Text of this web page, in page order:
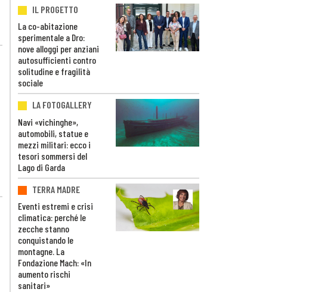
IL PROGETTO
La co-abitazione
sperimentale a Dro:
nove alloggi per anziani
autosufficienti contro
solitudine e fragilità
sociale
LA FOTOGALLERY
Navi «vichinghe»,
automobili, statue e
mezzi militari: ecco i
tesori sommersi del
Lago di Garda
TERRA MADRE
Eventi estremi e crisi
climatica: perché le
zecche stanno
conquistando le
montagne. La
Fondazione Mach: «In
aumento rischi
sanitari»